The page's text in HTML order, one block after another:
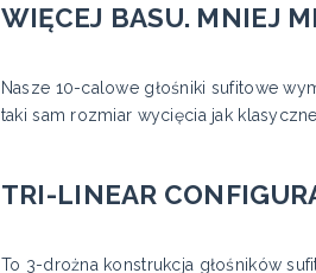
WIĘCEJ BASU. MNIEJ
Nasze 10-calowe głośniki sufitowe
taki sam rozmiar wycięcia jak
TRI-LINEAR
To 3-drożna konstrukcja głośników